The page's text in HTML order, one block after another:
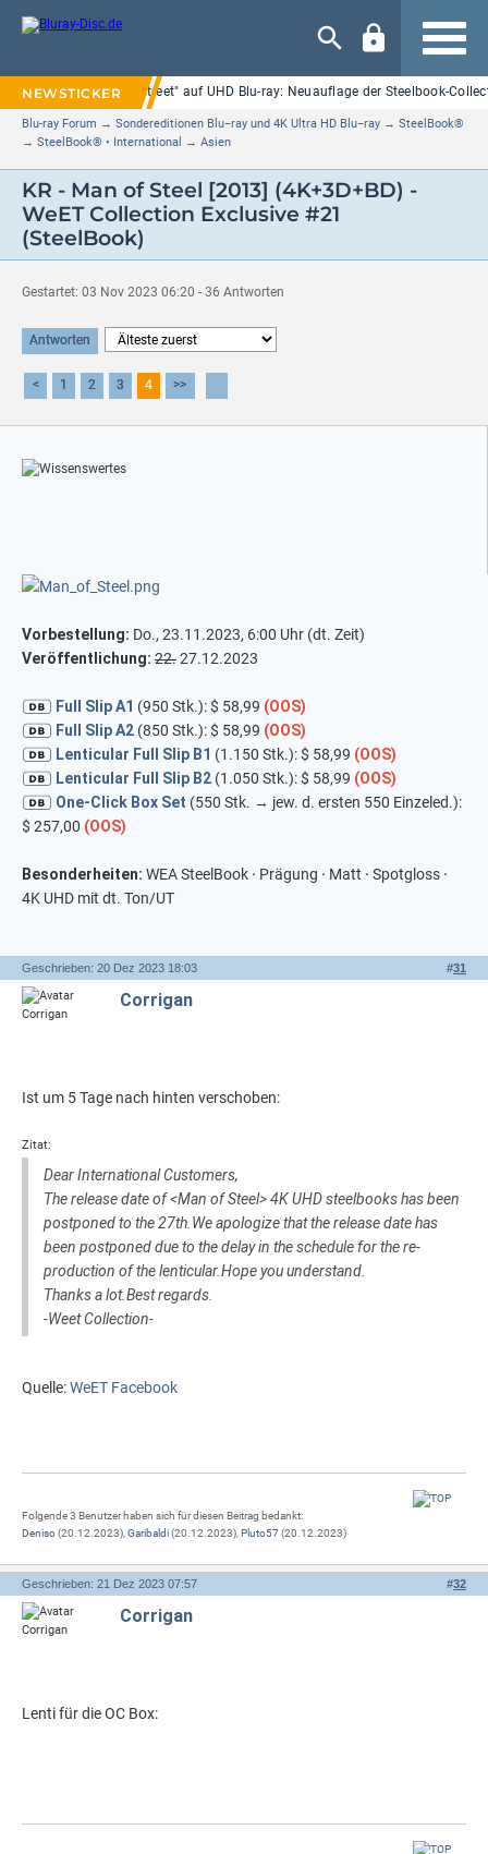
Navigation
"Nightmare on Elm Street" auf UHD Blu-ray: Neuauflage der Steelbook-
Blu-ray Forum → Sondereditionen Blu−ray und 4K Ultra HD Blu−ray → SteelBook®
→ SteelBook® • International → Asien
KR - Man of Steel [2013] (4K+3D+BD) -
WeET Collection Exclusive #21
(SteelBook)
Gestartet: 03 Nov 2023 06:20 - 36 Antworten
Antworten
< 1 2 3 4 >>
Vorbestellung: Do., 23.11.2023, 6:00 Uhr (dt. Zeit)
Veröffentlichung: 22.27.12.2023
Full Slip A1 (950 Stk.): $ 58,99 (OOS)
Full Slip A2 (850 Stk.): $ 58,99 (OOS)
Lenticular Full Slip B1 (1.150 Stk.): $ 58,99 (OOS)
Lenticular Full Slip B2 (1.050 Stk.): $ 58,99 (OOS)
One-Click Box Set (550 Stk. → jew. d. ersten 550 Einzeled.):
$ 257,00 (OOS)
Besonderheiten: WEA SteelBook · Prägung · Matt · Spotgloss ·
4K UHD mit dt. Ton/UT
#31
Geschrieben: 20 Dez 2023 18:03
Corrigan
Ist um 5 Tage nach hinten verschoben:
Zitat:
Dear International Customers,
The release date of <Man of Steel> 4K UHD steelbooks has been
postponed to the 27th.We apologize that the release date has
been postponed due to the delay in the schedule for the re-
production of the lenticular.Hope you understand.
Thanks a lot.Best regards.
-Weet Collection-
Quelle:WeET Facebook
Folgende 3 Benutzer haben sich für diesen Beitrag bedankt:
Deniso(20.12.2023),Garibaldi(20.12.2023),Pluto57(20.12.2023)
#32
Geschrieben: 21 Dez 2023 07:57
Corrigan
Lenti für die OC Box: